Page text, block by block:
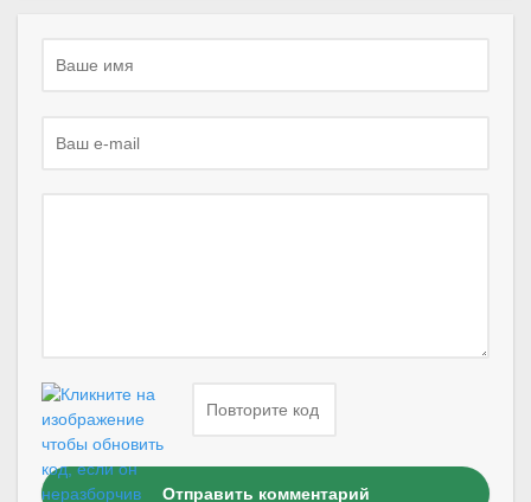
Отправить комментарий